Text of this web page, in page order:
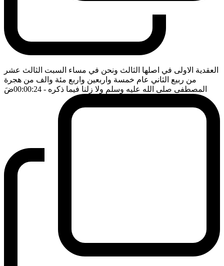
العقدية الاولى في اصلها الثالث ونحن في مساء السبت الثالث عشر
من ربيع الثاني عام خمسة واربعين واربع مئة والف من هجرة
المصطفى صلى الله عليه وسلم ولا زلنا فيما ذكره - 00:00:24 ضَ